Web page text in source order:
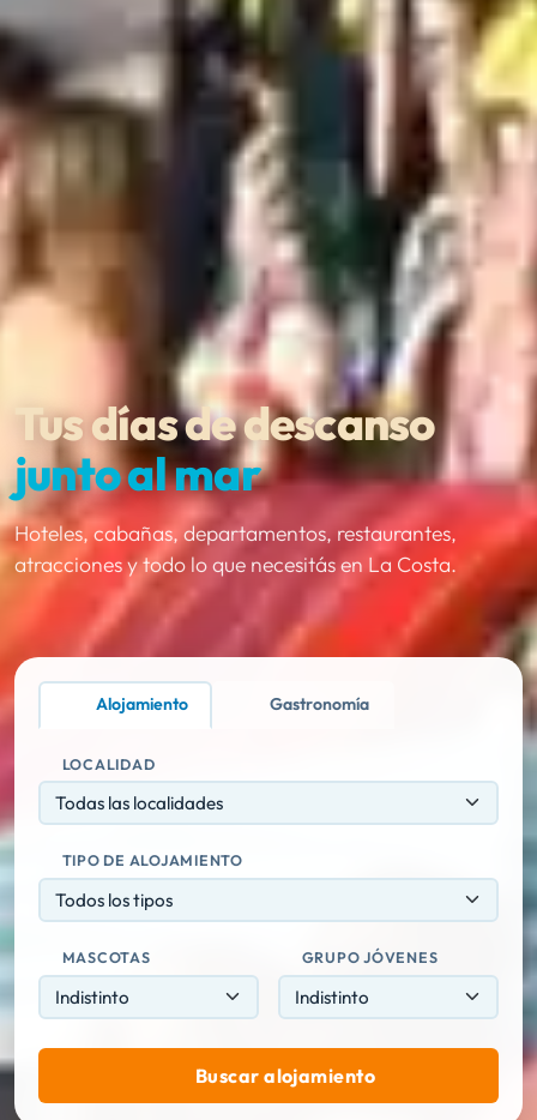
Tus días de descanso
junto al mar
Hoteles, cabañas, departamentos, restaurantes,
atracciones y todo lo que necesitás en La Costa.
Alojamiento Gastronomía
LOCALIDAD
Todas las localidades
TIPO DE ALOJAMIENTO
Todos los tipos
MASCOTAS GRUPO JÓVENES
Buscar alojamiento